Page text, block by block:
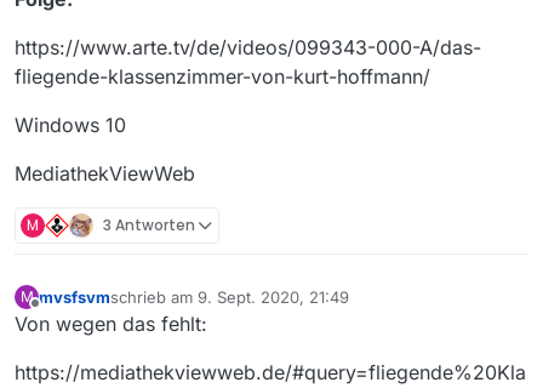
https://www.arte.tv/de/videos/099343-000-A/das-
fliegende-klassenzimmer-von-kurt-hoffmann/
Windows 10
MediathekViewWeb
M 3 Antworten
M mvsfsvmschrieb am 9. Sept. 2020, 21:49
zuletzt editiert von
Von wegen das fehlt:
https://mediathekviewweb.de/#query=fliegende%20Kla